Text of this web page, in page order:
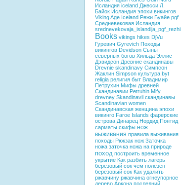
Исландия iceland Джесси Л.
Байок Исландия эпохи викингов
Viking Age Iceland Режи Буайе pgf
Средневековая Исландия
srednevekovaja_islandija_pgf_rezhi
Books vikings hikes DjVu
Гуревич Gyrevich Походы
викингов Devidson Сыны
северных богов Хильда Эллис
Дэвидсон Древние скандинавы
Drevnie skandinavy Симпсон
Жаклин Simpson культура byt
religia религия быт Владимир
Петрухин Мифы древней
Скандинавии Petruhin Mify
drevney Skandinavii скандинавы
Scandinavian women
Скандинавская женщина эпохи
викинго Faroe Islands фарерские
острова Динарец Нордид Понтид
сарматы скифы нож
выживания правила выживания
походы Рюкзак нож Заточка
ножа заточка ножа на природе
поход построить временное
укрытие Как разбить лагерь
березовый сок чем полезен
березовый сок Как удалить
ржавчину ржавчина огнеупорное
дерево Аркона последний